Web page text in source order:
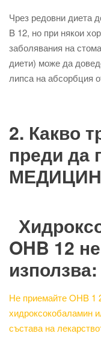
Чрез редовни диета
B 12, но при някои
заболявания на
диети) може да
липса на абсорбция
2. Какво
преди да
OHB 12
използва:
Не приемайте OHB 1
хидроксокобаламин
състава на